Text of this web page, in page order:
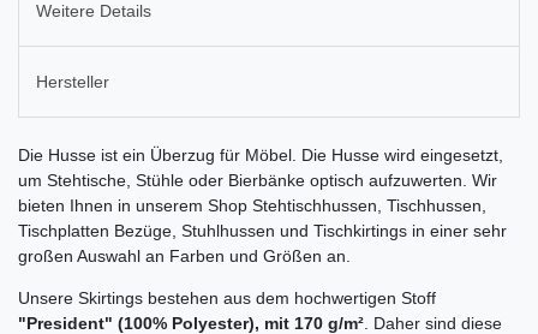
Weitere Details
Hersteller
Die Husse ist ein Überzug für Möbel. Die Husse wird eingesetzt,
um Stehtische, Stühle oder Bierbänke optisch aufzuwerten. Wir
bieten Ihnen in unserem Shop Stehtischhussen, Tischhussen,
Tischplatten Bezüge, Stuhlhussen und Tischkirtings in einer sehr
großen Auswahl an Farben und Größen an.
Unsere Skirtings bestehen aus dem hochwertigen Stoff
"President" (100% Polyester), mit 170 g/m² . Daher sind diese